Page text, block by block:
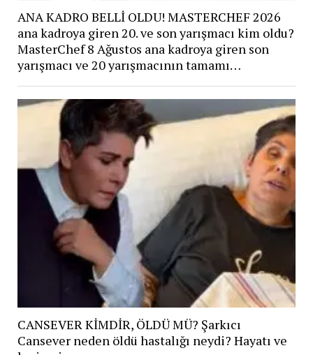
ANA KADRO BELLİ OLDU! MASTERCHEF 2026
ana kadroya giren 20. ve son yarışmacı kim oldu?
MasterChef 8 Ağustos ana kadroya giren son
yarışmacı ve 20 yarışmacının tamamı…
CANSEVER KİMDİR, ÖLDÜ MÜ? Şarkıcı
Cansever neden öldü hastalığı neydi? Hayatı ve